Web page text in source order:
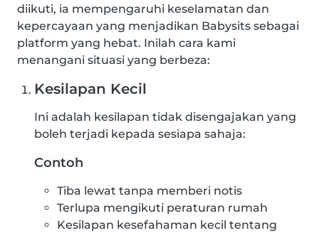
diikuti, ia mempengaruhi keselamatan dan
kepercayaan yang menjadikan Babysits sebagai
platform yang hebat. Inilah cara kami
menangani situasi yang berbeza:
Kesilapan Kecil
Ini adalah kesilapan tidak disengajakan yang
boleh terjadi kepada sesiapa sahaja:
Contoh
Tiba lewat tanpa memberi notis
Terlupa mengikuti peraturan rumah
Kesilapan kesefahaman kecil tentang